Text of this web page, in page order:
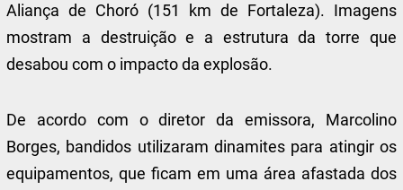
Aliança de Choró (151 km de Fortaleza). Imagens
mostram a destruição e a estrutura da torre que
desabou com o impacto da explosão.
De acordo com o diretor da emissora, Marcolino
Borges, bandidos utilizaram dinamites para atingir os
equipamentos, que ficam em uma área afastada dos